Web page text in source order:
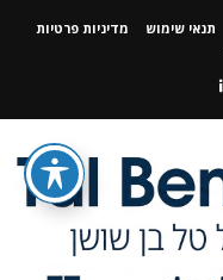
תנאי שימוש
מדיניות פרטיות